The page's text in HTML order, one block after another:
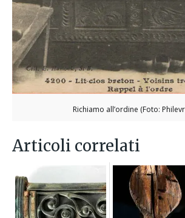
Richiamo all’ordine (Foto:
Articoli correlati